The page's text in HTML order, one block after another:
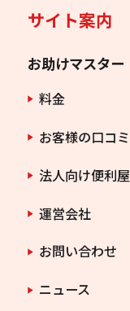
サイト案内
お助けマスター
料金
お客様の口コミ
法人向け便利屋
運営会社
お問い合わせ
ニュース